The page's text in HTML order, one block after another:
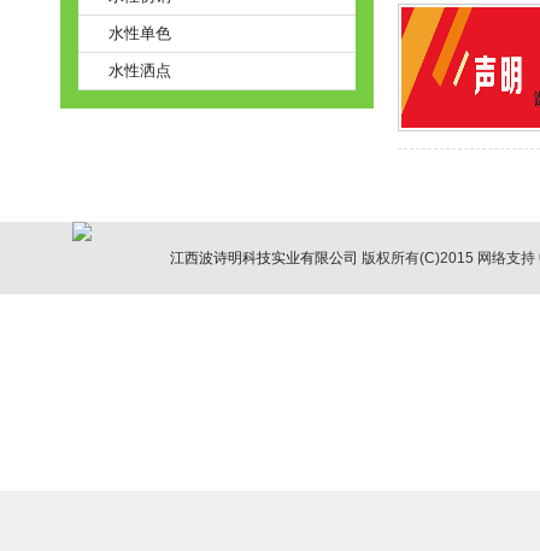
水性单色
水性洒点
江西波诗明科技实业有限公司 版权所有(C)2015 网络支持